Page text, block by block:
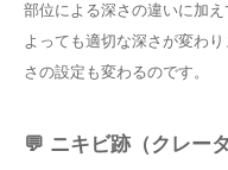
部位による深さの違いに加
よっても適切な深さが変わ
さの設定も変わるのです。
💬 ニキビ跡（クレー